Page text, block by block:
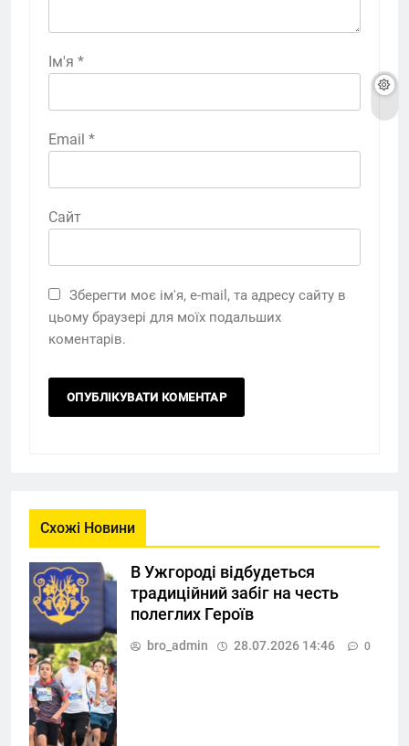
Ім'я *
Email *
Сайт
Зберегти моє ім'я, e-mail, та адресу сайту в
цьому браузері для моїх подальших
коментарів.
Схожі Новини
В Ужгороді відбудеться
традиційний забіг на честь
полеглих Героїв
bro_admin 28.07.2026 14:46 0